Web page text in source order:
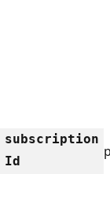
subscription
Id